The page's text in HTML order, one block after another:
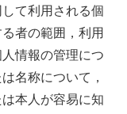
て利用される個
者の範囲，利用
情報の管理につ
名称について，
本人が容易に知